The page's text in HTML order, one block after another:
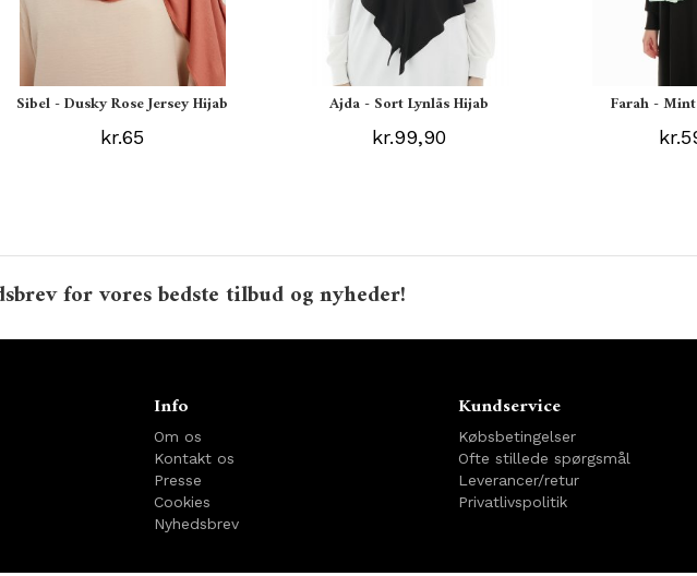
Sibel - Dusky Rose Jersey Hijab
kr.65
Ajda - Sort Lynlås Hijab
kr.99,90
Farah -
for vores bedste tilbud og nyheder!
Info
Om os
Kontakt os
Presse
Cookies
Nyhedsbrev
Kundservice
Købsbetingelser
Ofte stillede spørgsmål
Leverancer/retur
Privatlivspolitik